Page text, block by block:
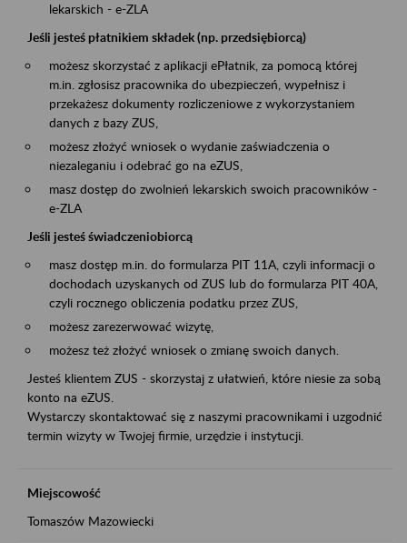
lekarskich - e-ZLA
Jeśli jesteś płatnikiem składek (np. przedsiębiorcą)
możesz skorzystać z aplikacji ePłatnik, za pomocą której
m.in. zgłosisz pracownika do ubezpieczeń, wypełnisz i
przekażesz dokumenty rozliczeniowe z wykorzystaniem
danych z bazy ZUS,
możesz złożyć wniosek o wydanie zaświadczenia o
niezaleganiu i odebrać go na eZUS,
masz dostęp do zwolnień lekarskich swoich pracowników -
e-ZLA
Jeśli jesteś świadczeniobiorcą
masz dostęp m.in. do formularza PIT 11A, czyli informacji o
dochodach uzyskanych od ZUS lub do formularza PIT 40A,
czyli rocznego obliczenia podatku przez ZUS,
możesz zarezerwować wizytę,
możesz też złożyć wniosek o zmianę swoich danych.
Jesteś klientem ZUS - skorzystaj z ułatwień, które niesie za sobą
konto na eZUS.
Wystarczy skontaktować się z naszymi pracownikami i uzgodnić
termin wizyty w Twojej firmie, urzędzie i instytucji.
Miejscowość
Tomaszów Mazowiecki